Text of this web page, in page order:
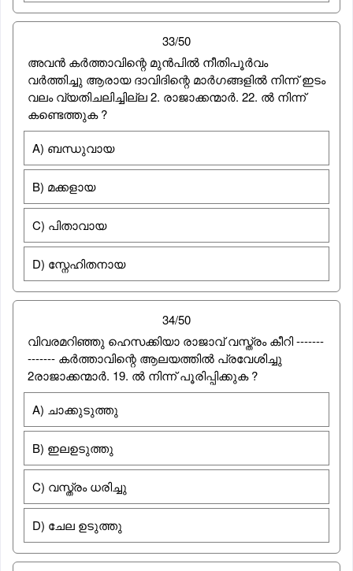
33/50
അവന്‍ കര്‍ത്താവിന്റെ മുന്‍പില്‍ നീതിപൂര്‍വം
വര്‍ത്തിച്ചു ആരായ ദാവിദിന്റെ മാര്‍ഗങ്ങളില്‍ നിന്ന് ഇടം
വലം വ്യതിചലിച്ചില്ല 2. രാജാക്കന്മാര്‍. 22. ല്‍ നിന്ന്
കണ്ടെത്തുക ?
A) ബന്ധുവായ
B) മക്കളായ
C) പിതാവായ
D) സ്നേഹിതനായ
34/50
വിവരമറിഞ്ഞു ഹെസക്കിയാ രാജാവ് വസ്ത്രം കീറി -------
------- കര്‍ത്താവിന്റെ ആലയത്തില്‍ പ്രവേശിച്ചു
2രാജാക്കന്മാര്‍. 19. ല്‍ നിന്ന് പൂരിപ്പിക്കുക ?
A) ചാക്കുടുത്തു
B) ഇലഉടുത്തു
C) വസ്ത്രം ധരിച്ചു
D) ചേല ഉടുത്തു